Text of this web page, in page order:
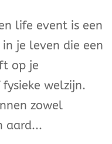
life event is een
je leven die een
op je
welzijn.
zowel
aard...